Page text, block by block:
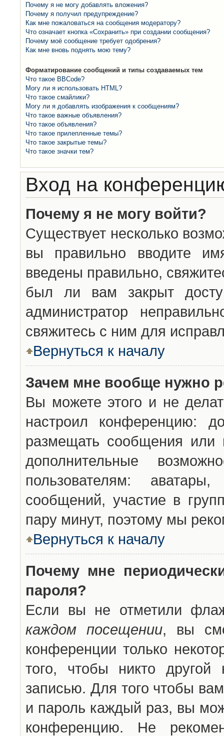
Почему я не могу добавлять вложения?
Почему я получил предупреждение?
Как мне пожаловаться на сообщения модератору?
Что означает кнопка «Сохранить» при создании сообщения?
Почему моё сообщение требует одобрения?
Как мне вновь поднять мою тему?
Форматирование сообщений и типы создаваемых тем
Что такое BBCode?
Могу ли я использовать HTML?
Что такое смайлики?
Могу ли я добавлять изображения к сообщениям?
Что такое важные объявления?
Что такое объявления?
Что такое прилепленные темы?
Что такое закрытые темы?
Что такое значки тем?
Вход на
Почему я не могу войти?
Существует несколько
вы правильно вводите
введены правильно,
был ли вам закрыт
администратор
свяжитесь с ним для
Вернуться к началу
Зачем мне вообще нужно
Вы можете этого и не
настроил конференцию:
размещать сообщения или
дополнительные
пользователям:
сообщений, участие в
пару минут, поэтому мы
Вернуться к началу
Почему мне
пароля?
Если вы не отметили
каждом посещении, вы
конференции только
того, чтобы никто другой
записью. Для того чтобы
и пароль каждый раз, вы
конференцию. Не